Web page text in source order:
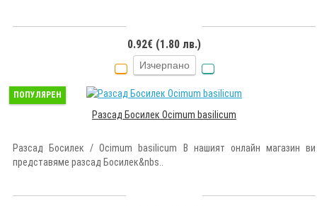
0.92€ (1.80 лв.)
Изчерпано
ПОПУЛЯРЕН
Разсад Босилек Ocimum basilicum
Разсад Босилек / Ocimum basilicum В нашият онлайн магазин ви
представяме разсад Босилек&nbs..